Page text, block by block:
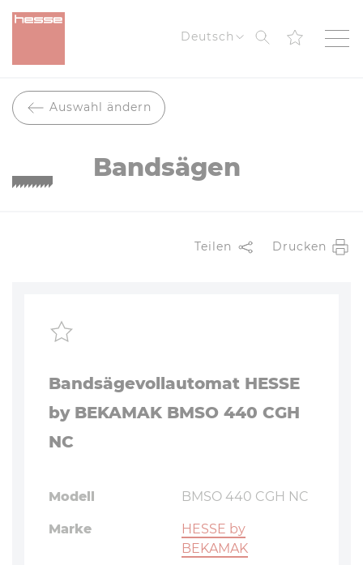
Deutsch Suche
Auswahl ändern
Bandsägen
Teilen Drucken
Bandsägevollautomat HESSE
by BEKAMAK BMSO 440 CGH
NC
Modell BMSO 440 CGH NC
Marke
HESSE by
BEKAMAK